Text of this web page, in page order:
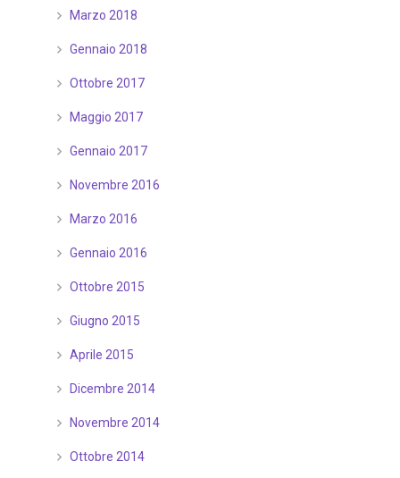
Marzo 2018
Gennaio 2018
Ottobre 2017
Maggio 2017
Gennaio 2017
Novembre 2016
Marzo 2016
Gennaio 2016
Ottobre 2015
Giugno 2015
Aprile 2015
Dicembre 2014
Novembre 2014
Ottobre 2014